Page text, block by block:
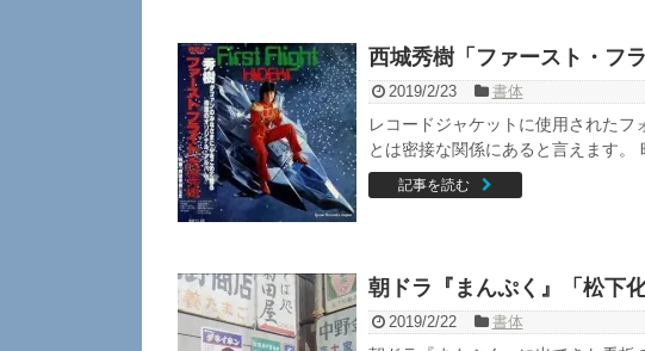
西城秀樹「ファースト・フ
2019/2/23 書体
レコードジャケットに使用された
とは密接な関係にあると言えます。
記事を読む
朝ドラ『まんぷく』「松下
2019/2/22 書体